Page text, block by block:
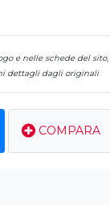
e nelle schede del
dettagli dagli originali
COMPARA